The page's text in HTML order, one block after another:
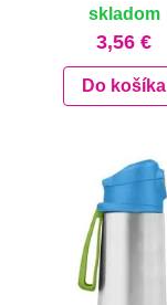
skladom
3,56 €
Do košíka